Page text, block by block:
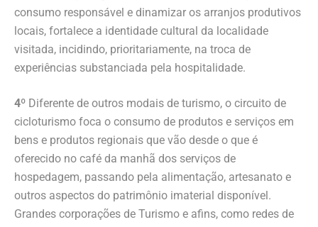
consumo responsável e dinamizar os arranjos produtivos
locais, fortalece a identidade cultural da localidade
visitada, incidindo, prioritariamente, na troca de
experiências substanciada pela hospitalidade.
4º Diferente de outros modais de turismo, o circuito de
cicloturismo foca o consumo de produtos e serviços em
bens e produtos regionais que vão desde o que é
oferecido no café da manhã dos serviços de
hospedagem, passando pela alimentação, artesanato e
outros aspectos do patrimônio imaterial disponível.
Grandes corporações de Turismo e afins, como redes de